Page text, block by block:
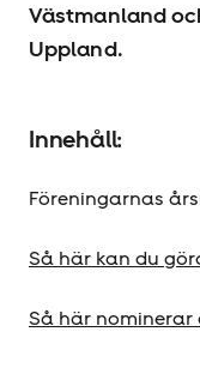
Västmanland
Uppland.
Innehåll:
Föreningarnas
Så här kan du
Så här